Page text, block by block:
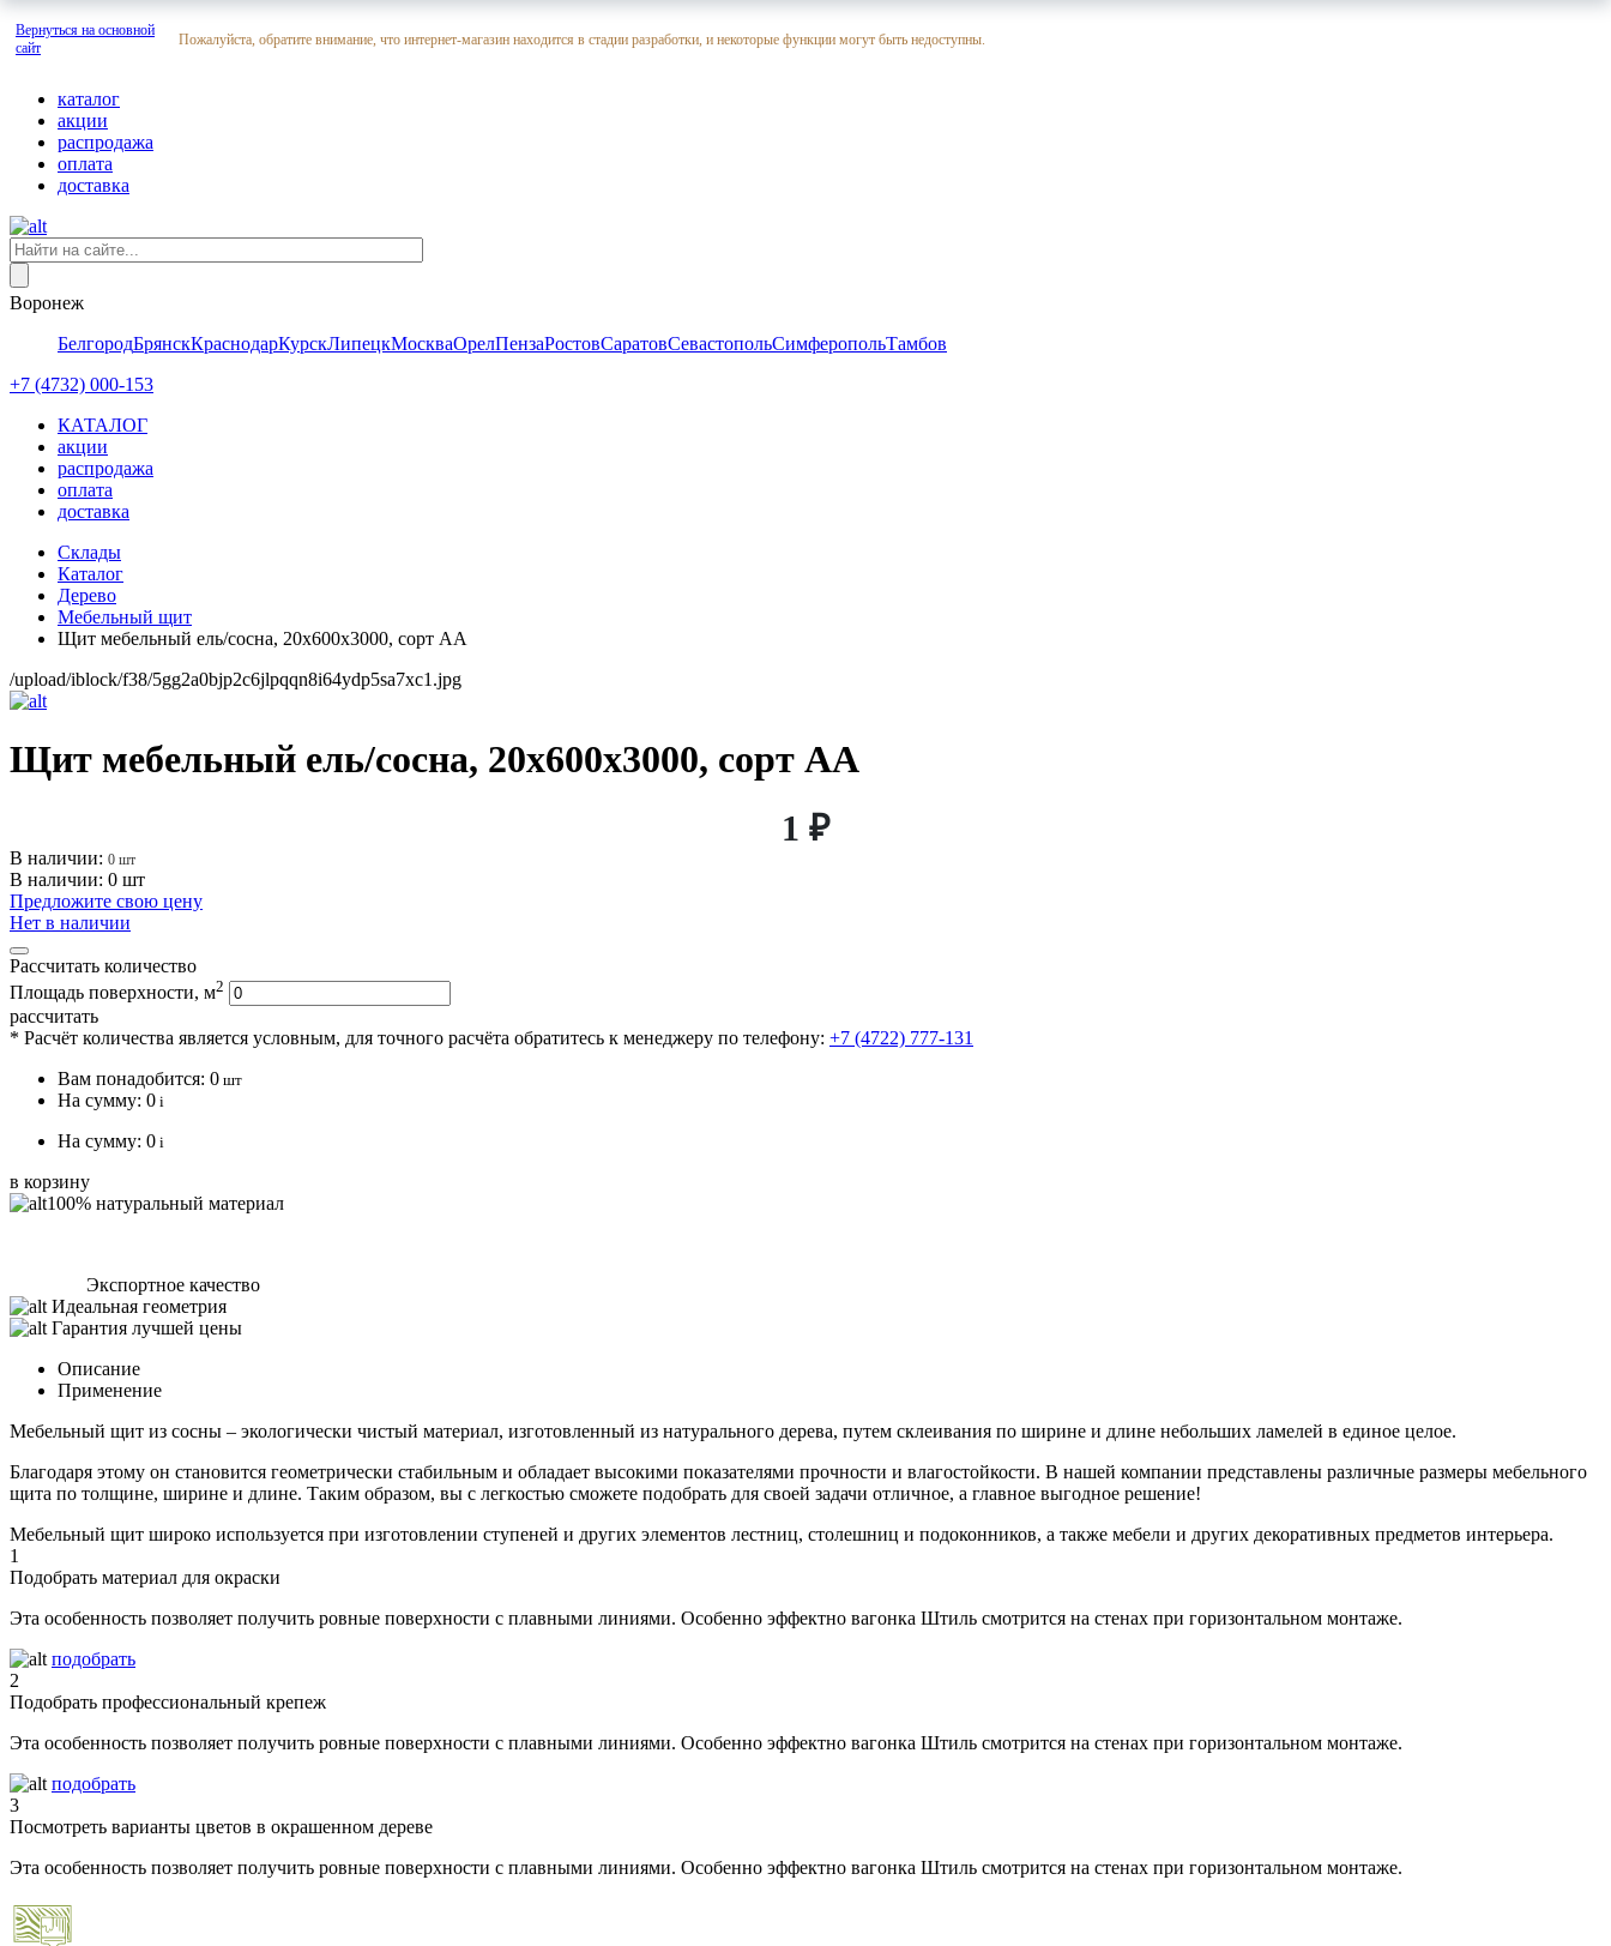
Вернуться на основной
сайт
Пожалуйста, обратите внимание, что интернет-магазин находится в стадии разработки, и некоторые функции могут быть недоступны.
каталог
акции
распродажа
оплата
доставка
Воронеж
БелгородБрянскКраснодарКурскЛипецкМоскваОрелПензаРостовСаратовСевастопольСимферопольТамбов
+7 (4732) 000-153
КАТАЛОГ
акции
распродажа
оплата
доставка
Склады
Каталог
Дерево
Мебельный щит
Щит мебельный ель/сосна, 20х600х3000, сорт АА
/upload/iblock/f38/5gg2a0bjp2c6jlpqqn8i64ydp5sa7xc1.jpg
Щит мебельный ель/сосна, 20х600х3000, сорт АА
1 ₽
В наличии: 0 шт
В наличии: 0 шт
Предложите свою цену
Нет в наличии
Рассчитать количество
Площадь поверхности, м2
рассчитать
* Расчёт количества является условным, для точного расчёта обратитесь к менеджеру по телефону: +7 (4722) 777-131
Вам понадобится: 0 шт
На сумму: 0 i
На сумму: 0 i
в корзину
100% натуральный материал
Экспортное качество
Идеальная геометрия
Гарантия лучшей цены
Описание
Применение
Мебельный щит из сосны – экологически чистый материал, изготовленный из натурального дерева, путем склеивания по ширине и длине небольших ламелей в единое целое.
Благодаря этому он становится геометрически стабильным и обладает высокими показателями прочности и влагостойкости. В нашей компании представлены различные размеры мебельного
щита по толщине, ширине и длине. Таким образом, вы с легкостью сможете подобрать для своей задачи отличное, а главное выгодное решение!
Мебельный щит широко используется при изготовлении ступеней и других элементов лестниц, столешниц и подоконников, а также мебели и других декоративных предметов интерьера.
1
Подобрать материал для окраски
Эта особенность позволяет получить ровные поверхности с плавными линиями. Особенно эффектно вагонка Штиль смотрится на стенах при горизонтальном монтаже.
подобрать
2
Подобрать профессиональный крепеж
Эта особенность позволяет получить ровные поверхности с плавными линиями. Особенно эффектно вагонка Штиль смотрится на стенах при горизонтальном монтаже.
подобрать
3
Посмотреть варианты цветов в окрашенном дереве
Эта особенность позволяет получить ровные поверхности с плавными линиями. Особенно эффектно вагонка Штиль смотрится на стенах при горизонтальном монтаже.